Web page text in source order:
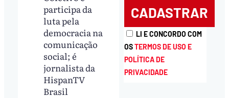
participa da
luta pela
democracia na
comunicação
social; é
jornalista da
HispanTV
Brasil
LI E CONCORDO COM
OSTERMOS DE USO E
POLÍTICA DE
PRIVACIDADE